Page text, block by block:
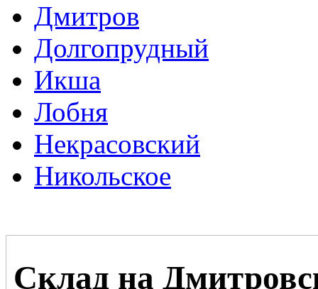
Дмитров
Долгопрудный
Икша
Лобня
Некрасовский
Никольское
Склад на